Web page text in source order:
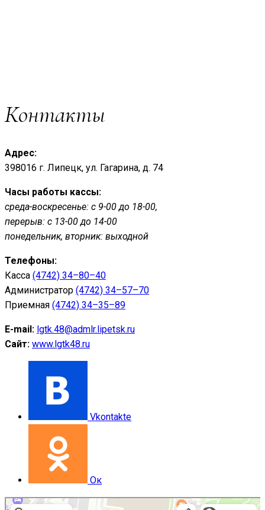
Контакты
Адрес:
398016 г. Липецк, ул. Гагарина, д. 74
Часы работы кассы:
среда-воскресенье: с 9-00 до 18-00,
перерыв: с 13-00 до 14-00
понедельник, вторник: выходной
Телефоны:
Касса (4742) 34–80–40
Администратор (4742) 34–57–70
Приемная (4742) 34–35–89
E-mail: lgtk.48@admlr.lipetsk.ru
Сайт: www.lgtk48.ru
Vkontakte
Ок